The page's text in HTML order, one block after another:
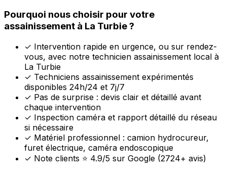
Pourquoi nous choisir pour votre
assainissement à La Turbie ?
✓ Intervention rapide en urgence, ou sur rendez-
vous, avec notre technicien assainissement local à
La Turbie
✓ Techniciens assainissement expérimentés
disponibles 24h/24 et 7j/7
✓ Pas de surprise : devis clair et détaillé avant
chaque intervention
✓ Inspection caméra et rapport détaillé du réseau
si nécessaire
✓ Matériel professionnel : camion hydrocureur,
furet électrique, caméra endoscopique
✓ Note clients ⭐ 4.9/5 sur Google (2724+ avis)